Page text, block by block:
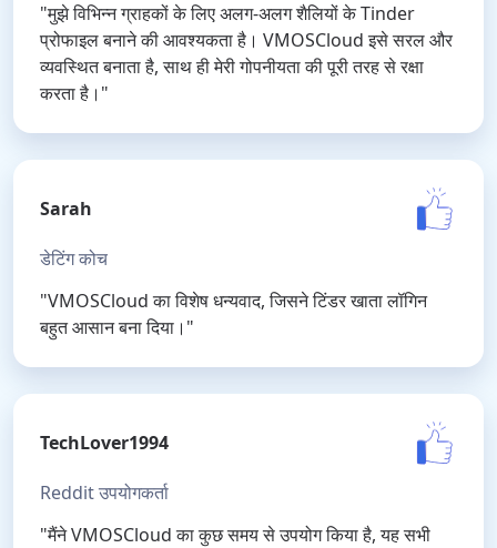
"मुझे विभिन्न ग्राहकों के लिए अलग-अलग शैलियों के Tinder
प्रोफाइल बनाने की आवश्यकता है। VMOSCloud इसे सरल और
व्यवस्थित बनाता है, साथ ही मेरी गोपनीयता की पूरी तरह से रक्षा
करता है।"
Sarah
डेटिंग कोच
"VMOSCloud का विशेष धन्यवाद, जिसने टिंडर खाता लॉगिन
बहुत आसान बना दिया।"
TechLover1994
Reddit उपयोगकर्ता
"मैंने VMOSCloud का कुछ समय से उपयोग किया है, यह सभी